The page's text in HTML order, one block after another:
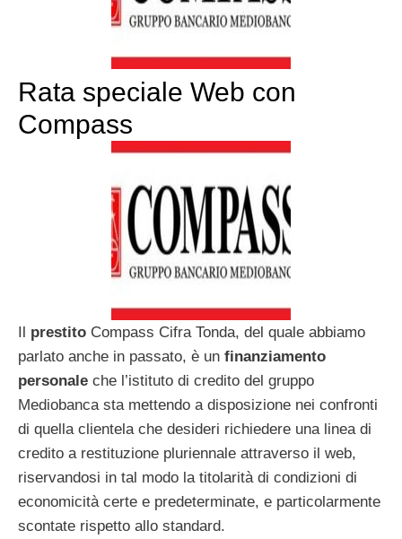
Rata speciale Web con
Compass
prestito Compass Cifra Tonda, del quale abbiamo
parlato anche in passato, è un finanziamento
personale che l’istituto di credito del gruppo
Mediobanca sta mettendo a disposizione nei confronti
di quella clientela che desideri richiedere una linea di
credito a restituzione pluriennale attraverso il web,
riservandosi in tal modo la titolarità di condizioni di
economicità certe e predeterminate, e particolarmente
scontate rispetto allo standard.